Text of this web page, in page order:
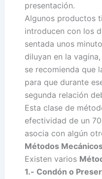
presentación.
Algunos productos
introducen con los
sentada unos
diluyan en la
se recomienda que
para que durante
segunda relación
Esta clase de
efectividad de un
asocia con algún
Métodos
Existen varios
1.- Condón o